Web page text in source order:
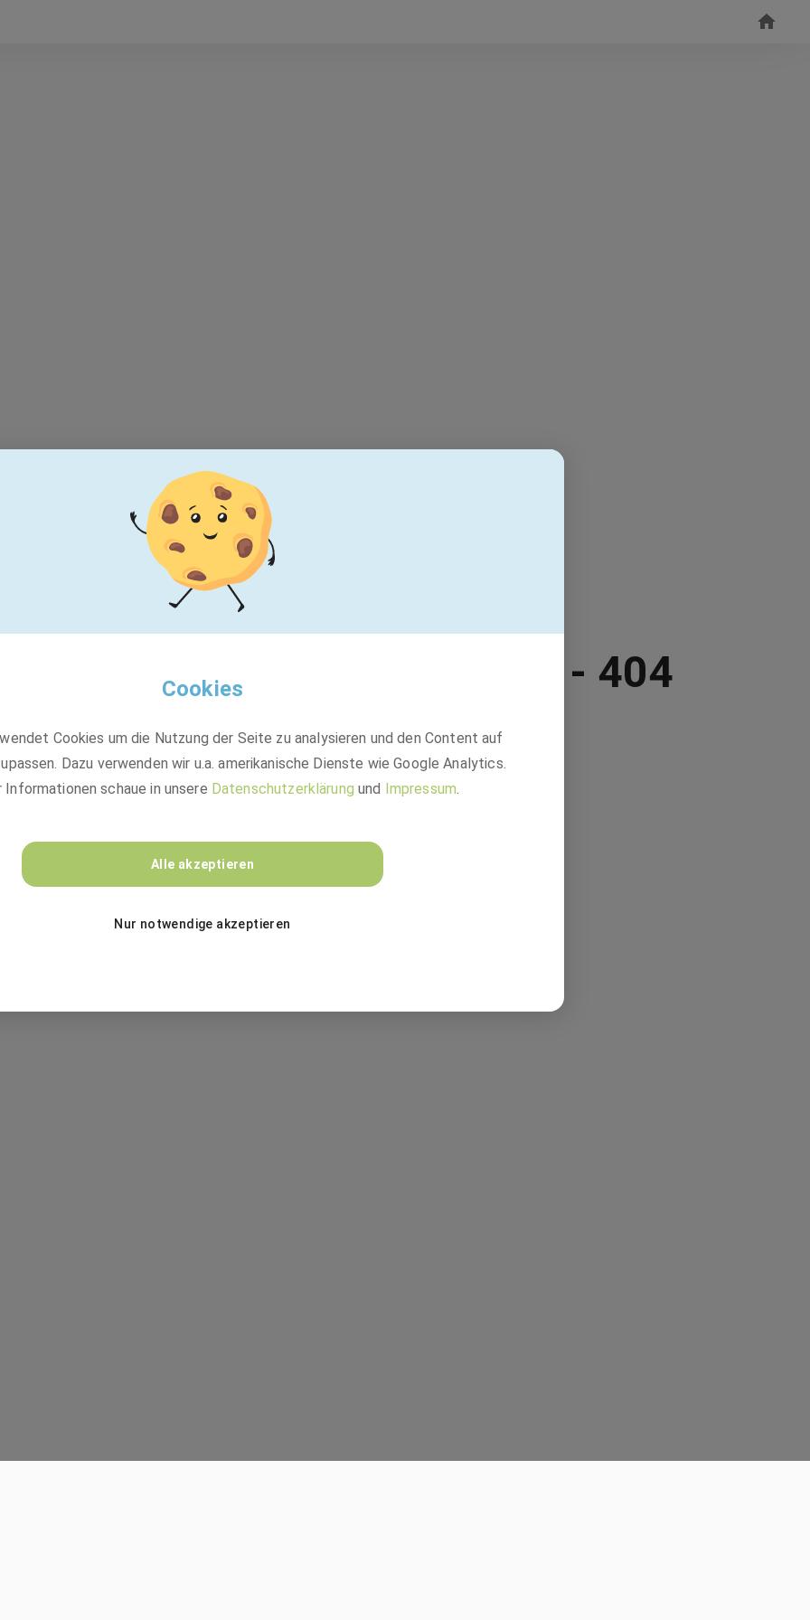
leider nicht mehr verfügbar - 404
Vielleicht passt einer dieser Jobs:
ZUR JOBSUCHE
Cookies
Cookies um die Nutzung der Seite zu analysieren und den Content auf
Dazu verwenden wir u.a. amerikanische Dienste wie Google Analytics.
Informationen schaue in unsere Datenschutzerklärung und Impressum.
Alle akzeptieren
Nur notwendige akzeptieren